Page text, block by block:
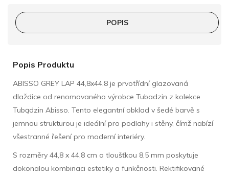
POPIS
Popis Produktu
ABISSO GREY LAP 44,8x44,8 je prvotřídní glazovaná
dlaždice od renomovaného výrobce Tubadzin z kolekce
Tubądzin Abisso. Tento elegantní obklad v šedé barvě s
jemnou strukturou je ideální pro podlahy i stěny, čímž nabízí
všestranné řešení pro moderní interiéry.
S rozměry 44,8 x 44,8 cm a tloušťkou 8,5 mm poskytuje
dokonalou kombinaci estetiky a funkčnosti. Rektifikované